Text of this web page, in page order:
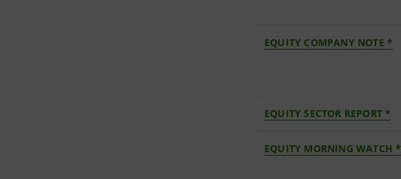
EQUITY COMPANY NOTE *
EQUITY SECTOR REPORT *
EQUITY MORNING WATCH *